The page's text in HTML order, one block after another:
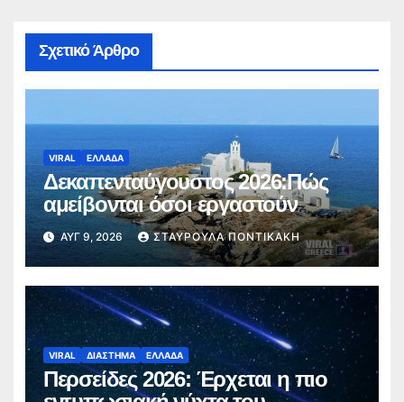
Σχετικό Άρθρο
VIRAL ΕΛΛΑΔΑ
Δεκαπενταύγουστος 2026:Πώς
αμείβονται όσοι εργαστούν
ΑΥΓ 9, 2026 ΣΤΑΥΡΟΎΛΑ ΠΟΝΤΙΚΆΚΗ
VIRAL ΔΙΑΣΤΗΜΑ ΕΛΛΑΔΑ
Περσείδες 2026: Έρχεται η πιο